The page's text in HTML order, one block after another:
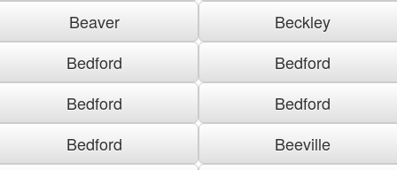
Beaver
Beckley
Bedford
Bedford
Bedford
Bedford
Bedford
Beeville